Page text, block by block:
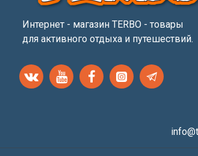
Интернет - магазин TERBO - товары
для активного отдыха и путешествий.